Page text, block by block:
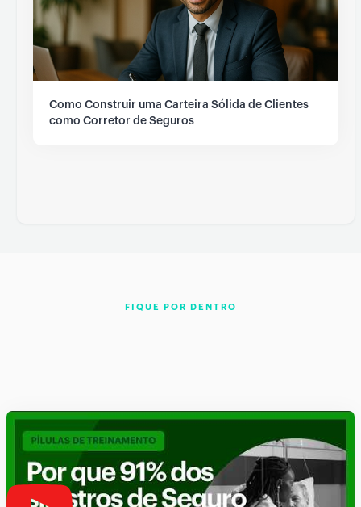
Como Construir uma Carteira Sólida de Clientes
como Corretor de Seguros
FIQUE POR DENTRO